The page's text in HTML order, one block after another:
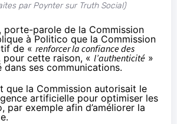
par Poynter sur Truth Social)
porte-parole de la Commission
à Politico que la Commission
de « renforcer la confiance des
pour cette raison, « l’authenticité »
ses communications.
que la Commission autorisait le
artificielle pour optimiser les
par exemple afin d’améliorer la